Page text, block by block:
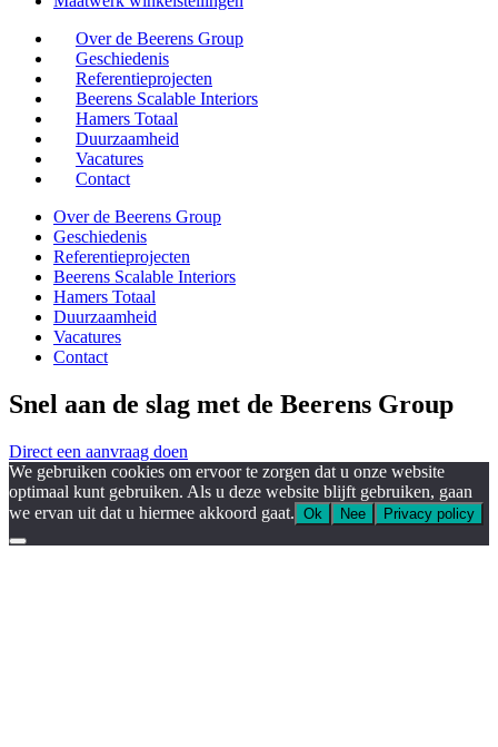
Over de Beerens Group
Geschiedenis
Referentieprojecten
Beerens Scalable Interiors
Hamers Totaal
Duurzaamheid
Vacatures
Contact
Over de Beerens Group
Geschiedenis
Referentieprojecten
Beerens Scalable Interiors
Hamers Totaal
Duurzaamheid
Vacatures
Contact
Snel aan de slag met de Beerens Group
Direct een aanvraag doen
We gebruiken cookies om ervoor te zorgen dat u onze website
optimaal kunt gebruiken. Als u deze website blijft gebruiken, gaan
we ervan uit dat u hiermee akkoord gaat. Ok Nee Privacy policy